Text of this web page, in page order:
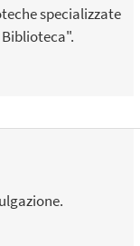
specializzate